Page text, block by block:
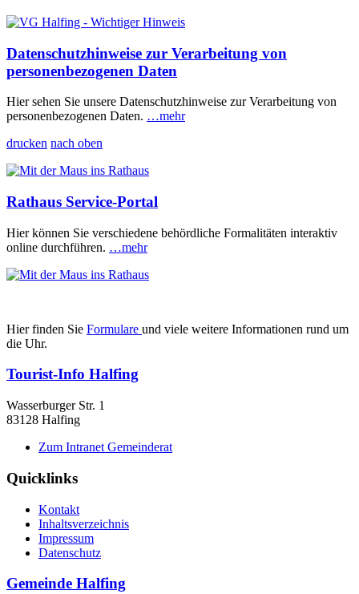
Datenschutzhinweise zur Verarbeitung von
personenbezogenen Daten
Hier sehen Sie unsere Datenschutzhinweise zur Verarbeitung von
personenbezogenen Daten. …mehr
drucken nach oben
Rathaus Service-Portal
Hier können Sie verschiedene behördliche Formalitäten interaktiv
online durchführen. …mehr
Hier finden Sie Formulare und viele weitere Informationen rund um
die Uhr.
Tourist-Info Halfing
Wasserburger Str. 1
83128 Halfing
Zum Intranet Gemeinderat
Quicklinks
Kontakt
Inhaltsverzeichnis
Impressum
Datenschutz
Gemeinde Halfing